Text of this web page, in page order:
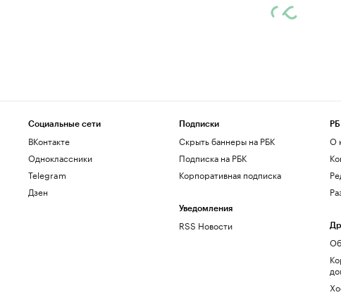
Социальные сети
ВКонтакте
Одноклассники
Telegram
Дзен
Подписки
Скрыть баннеры на РБК
Подписка на РБК
Корпоративная подписка
Уведомления
RSS Новости
О